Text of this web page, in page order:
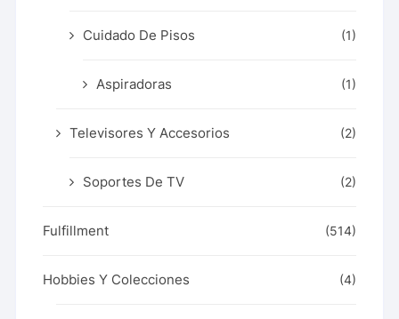
Cuidado De Pisos (1)
Aspiradoras (1)
Televisores Y Accesorios (2)
Soportes De TV (2)
Fulfillment (514)
Hobbies Y Colecciones (4)